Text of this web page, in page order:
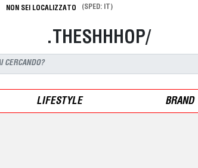
NON SEI LOCALIZZATO (SPED: IT)
.THESHHHOP/
LIFESTYLE BRAND